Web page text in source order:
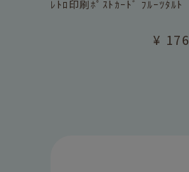
ﾚﾄﾛ印刷ﾎﾟｽﾄｶｰﾄﾞ ﾌﾙｰﾂﾀﾙﾄ
¥ 176